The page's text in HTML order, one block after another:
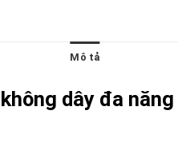
Mô tả
dây đa năng